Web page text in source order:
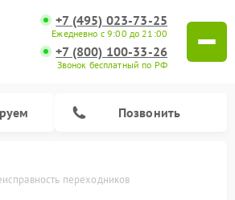
+7 (495) 023-73-25
Ежедневно с 9:00 до 21:00
+7 (800) 100-33-26
Звонок бесплатный по РФ
Позвонить
переходников